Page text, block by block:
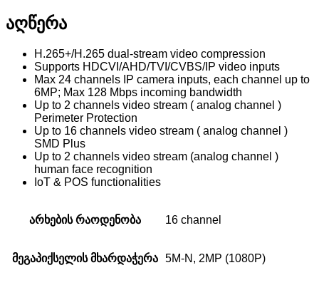
აღწერა
H.265+/H.265 dual-stream video compression
Supports HDCVI/AHD/TVI/CVBS/IP video inputs
Max 24 channels IP camera inputs, each channel up to
6MP; Max 128 Mbps incoming bandwidth
Up to 2 channels video stream ( analog channel )
Perimeter Protection
Up to 16 channels video stream ( analog channel )
SMD Plus
Up to 2 channels video stream (analog channel )
human face recognition
IoT & POS functionalities
არხების რაოდენობა 16 channel
მეგაპიქსელის მხარდაჭერა 5M-N, 2MP (1080P)